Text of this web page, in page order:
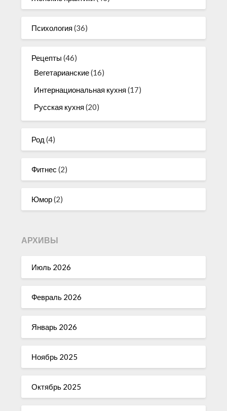
Психология (36)
Рецепты (46)
Вегетарианские(16)
Интернациональная кухня (17)
Русская кухня (20)
Род (4)
Фитнес (2)
Юмор(2)
АРХИВЫ
Июль 2026
Февраль 2026
Январь 2026
Ноябрь 2025
Октябрь 2025